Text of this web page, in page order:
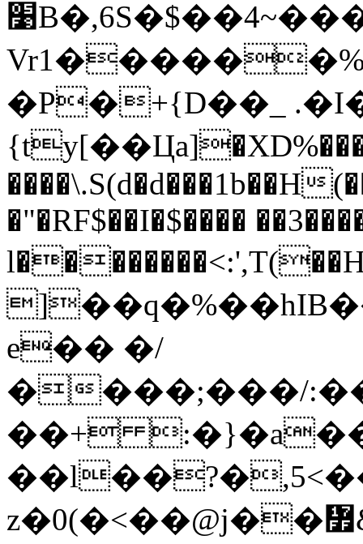
׹B�,6S�$��4~���Y*`����DN����dXG+����v�*)�>@��"����Q���
�P�+{D��_
����\.S(d�d���1b��H
�"�RF$��I�$����
e�� �/
����;���/
��+
z�0(�<��@j��៿